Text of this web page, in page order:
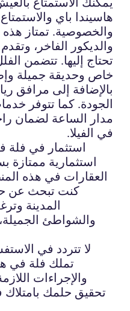
هاسيندا باي
والخصوصية. تمتاز
والديكور الفاخر،
تحتاج إليها. تتضمن
خاص وحديقة جميلة
بالإضافة إلى مرافق
الجودة. كما تتوفر
مدار الساعة لضمان
في الفيلا.
استثمار في فلة
استثمارية ممتازة
العقارات في هذه
كنت تبحث عن
المدينة
والشواطئ
لا تتردد في
تملك فلة في
والإجراءات
تحقيق حلمك بامتلاك